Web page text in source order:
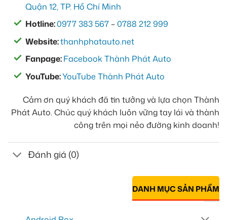
Quận 12, TP. Hồ Chí Minh
Hotline:0977 383 567 –0788 212 999
Website:thanhphatauto.net
Fanpage:Facebook Thành Phát Auto
YouTube:YouTube Thành Phát Auto
Cảm ơn quý khách đã tin tưởng và lựa chọn Thành
Phát Auto. Chúc quý khách luôn vững tay lái và thành
công trên mọi nẻo đường kinh doanh!
Đánh giá (0)
DANH MỤC SẢN PHẨM